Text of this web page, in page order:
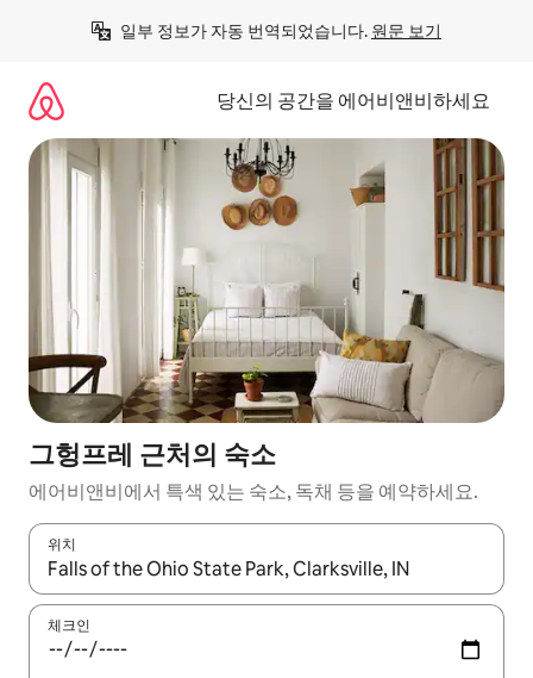
일부 정보가 자동 번역되었습니다. 원문 보기
당신의 공간을 에어비앤비하세요
그헝프레 근처의 숙소
에어비앤비에서 특색 있는 숙소, 독채 등을 예약하세요.
위치
결과가 나오면 위·아래 화살표 키를 사용하거나 터치 또는 스와이
체크인